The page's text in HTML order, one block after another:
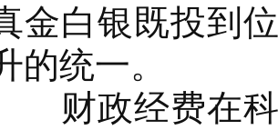
金白银既投到
的统一。
财政经费在科